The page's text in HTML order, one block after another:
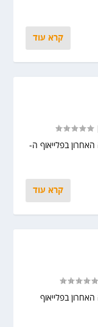
קרא עוד
|
בפלייאוף ה-
קרא עוד
בפלייאוף